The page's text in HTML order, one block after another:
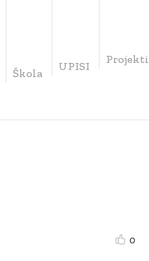
Škola
UPISI
Projekti
0